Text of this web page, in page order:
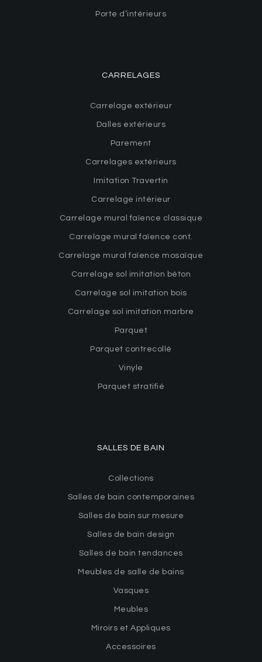
Porte d’intérieurs
CARRELAGES
Carrelage extérieur
Dalles extérieurs
Parement
Carrelages extérieurs
Imitation Travertin
Carrelage intérieur
Carrelage mural faïence classique
Carrelage mural faïence cont.
Carrelage mural faïence mosaïque
Carrelage sol imitation béton
Carrelage sol imitation bois
Carrelage sol imitation marbre
Parquet
Parquet contrecollé
Vinyle
Parquet stratifié
SALLES DE BAIN
Collections
Salles de bain contemporaines
Salles de bain sur mesure
Salles de bain design
Salles de bain tendances
Meubles de salle de bains
Vasques
Meubles
Miroirs et Appliques
Accessoires